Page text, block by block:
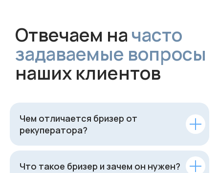
Чем отличается бризер от
рекуператора?
Что такое бризер и зачем он нужен?